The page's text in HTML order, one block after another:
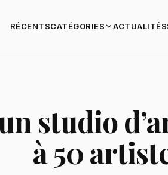
RÉCENTSCATÉGORIES ACTUALITÉS
studio
à 50